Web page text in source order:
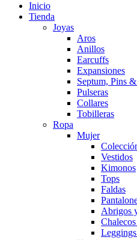
Inicio
Tienda
Joyas
Aros
Anillos
Earcuffs
Expansiones
Septum, Pins
Pulseras
Collares
Tobilleras
Ropa
Mujer
Vestidos
Kimonos
Tops
Faldas
Abrigos